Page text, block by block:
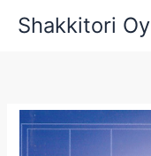
sisältöön
Shakkitori Oy